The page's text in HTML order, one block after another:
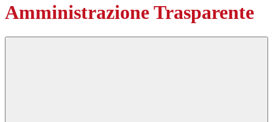
Amministrazione Trasparente